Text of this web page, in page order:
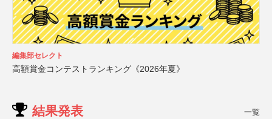
編集部セレクト
高額賞金コンテストランキング《2026年夏》
結果発表 一覧